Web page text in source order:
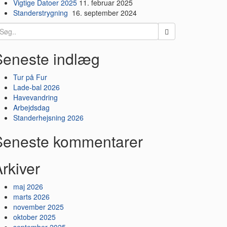
Vigtige Datoer 2025 11. februar 2025
Standerstrygning 16. september 2024
indlæg
Tur på Fur
Lade-bal 2026
Havevandring
Arbejdsdag
Standerhejsning 2026
kommentarer
maj 2026
marts 2026
november 2025
oktober 2025